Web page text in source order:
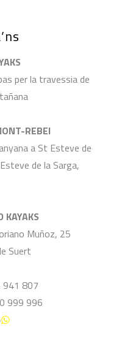
per la travessia de
REBEI
a St Esteve de
de la Sarga,
KAYAKS
Muñoz, 25
Suert
941 807
999 996